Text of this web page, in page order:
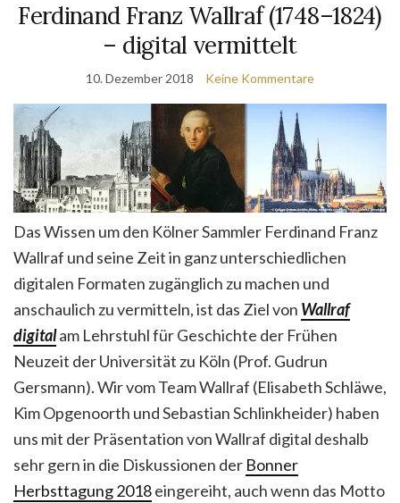
Ferdinand Franz Wallraf (1748–1824)
– digital vermittelt
10. Dezember 2018 Keine Kommentare
Das Wissen um den Kölner Sammler Ferdinand Franz
Wallraf und seine Zeit in ganz unterschiedlichen
digitalen Formaten zugänglich zu machen und
anschaulich zu vermitteln, ist das Ziel von Wallraf
digitalam Lehrstuhl für Geschichte der Frühen
Neuzeit der Universität zu Köln (Prof. Gudrun
Gersmann). Wir vom Team Wallraf (Elisabeth Schläwe,
Kim Opgenoorth und Sebastian Schlinkheider) haben
uns mit der Präsentation von Wallraf digital deshalb
sehr gern in die Diskussionen der Bonner
Herbsttagung 2018eingereiht, auch wenn das Motto